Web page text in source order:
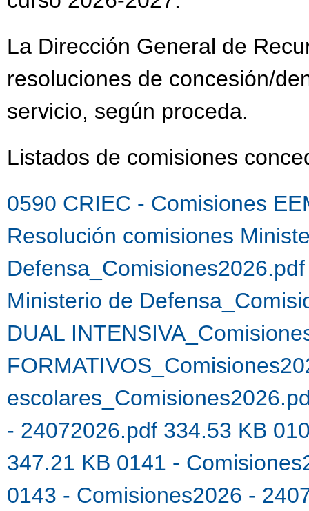
La Dirección General de
resoluciones de concesión/
servicio, según proceda.
Listados de comisiones
0590 CRIEC - Comisiones
Resolución comisiones
Ministerio de
DUAL
- 24072026.pdf 334.53 KB
347.21 KB 0141 -
0143 - Comisiones2026 -